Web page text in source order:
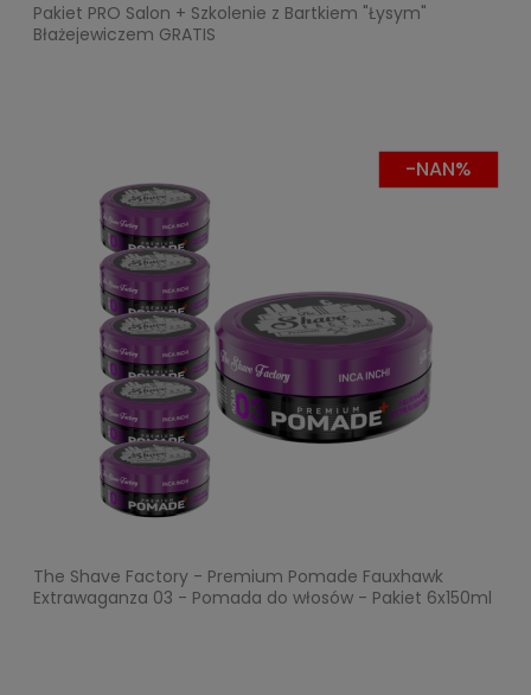
Pakiet PRO Salon + Szkolenie z Bartkiem "Łysym"
Błażejewiczem GRATIS
The Shave Factory - Premium Pomade Fauxhawk
Extrawaganza 03 - Pomada do włosów - Pakiet 6x150ml
-NAN%